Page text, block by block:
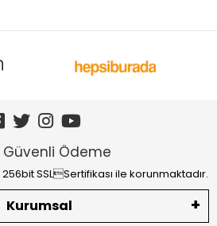
Güvenli Ödeme
SSLSertifikası ile korunmaktadır.
Kurumsal